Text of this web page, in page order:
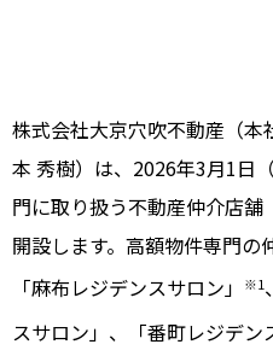
株式会社大京穴吹不動産（
本 秀樹）は、2026年3月1日
門に取り扱う不動産仲介店
開設します。高額物件専門
「麻布レジデンスサロン」
※1
スサロン」、「番町レジデン